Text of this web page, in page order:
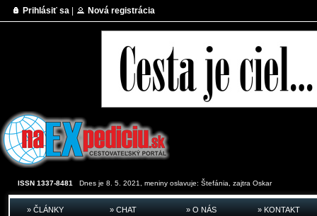
Prihlásiť sa Nová registrácia
ISSN 1337-8481 Dnes je 8. 5. 2021, meniny oslavuje: Štefánia, zajtra Oskar
» ČLÁNKY » CHAT » O NÁS » KONTAKT